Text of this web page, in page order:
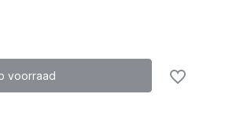
voorraad